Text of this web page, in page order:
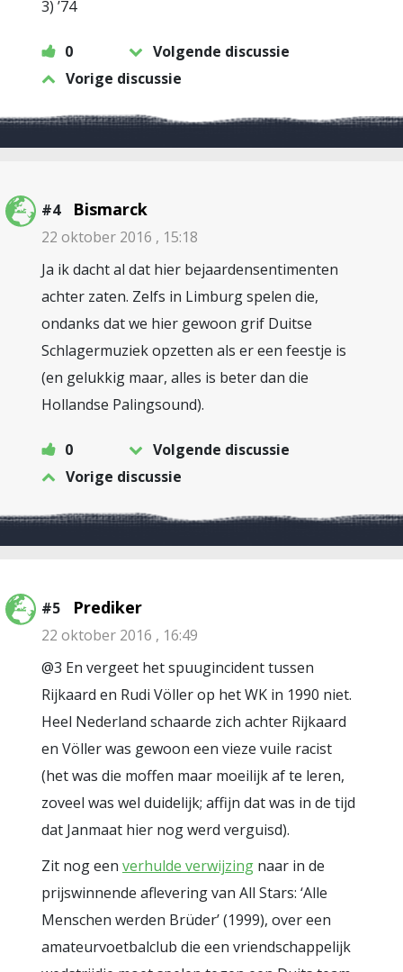
3) ’74
0
Volgende discussie
Vorige discussie
#4 Bismarck
22 oktober 2016 , 15:18
Ja ik dacht al dat hier bejaardensentimenten
achter zaten. Zelfs in Limburg spelen die,
ondanks dat we hier gewoon grif Duitse
Schlagermuziek opzetten als er een feestje is
(en gelukkig maar, alles is beter dan die
Hollandse Palingsound).
0
Volgende discussie
Vorige discussie
#5 Prediker
22 oktober 2016 , 16:49
@3 En vergeet het spuugincident tussen
Rijkaard en Rudi Völler op het WK in 1990 niet.
Heel Nederland schaarde zich achter Rijkaard
en Völler was gewoon een vieze vuile racist
(het was die moffen maar moeilijk af te leren,
zoveel was wel duidelijk; affijn dat was in de tijd
dat Janmaat hier nog werd verguisd).
Zit nog een verhulde verwijzing naar in de
prijswinnende aflevering van All Stars: ‘Alle
Menschen werden Brüder’ (1999), over een
amateurvoetbalclub die een vriendschappelijk